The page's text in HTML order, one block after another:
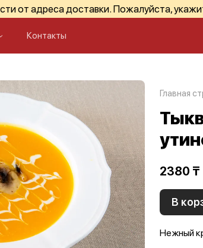
от адреса доставки. Пожалуйста,
Контакты
Главная
2380 ₸
В
Нежный